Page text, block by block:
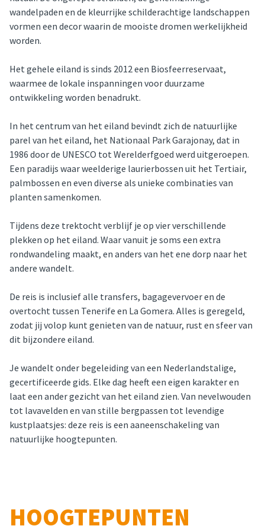
wandelpaden en de kleurrijke schilderachtige landschappen
vormen een decor waarin de mooiste dromen werkelijkheid
worden.
Het gehele eiland is sinds 2012 een Biosfeerreservaat,
waarmee de lokale inspanningen voor duurzame
ontwikkeling worden benadrukt.
In het centrum van het eiland bevindt zich de natuurlijke
parel van het eiland, het Nationaal Park Garajonay, dat in
1986 door de UNESCO tot Werelderfgoed werd uitgeroepen.
Een paradijs waar weelderige laurierbossen uit het Tertiair,
palmbossen en even diverse als unieke combinaties van
planten samenkomen.
Tijdens deze trektocht verblijf je op vier verschillende
plekken op het eiland. Waar vanuit je soms een extra
rondwandeling maakt, en anders van het ene dorp naar het
andere wandelt.
De reis is inclusief alle transfers, bagagevervoer en de
overtocht tussen Tenerife en La Gomera. Alles is geregeld,
zodat jij volop kunt genieten van de natuur, rust en sfeer van
dit bijzondere eiland.
Je wandelt onder begeleiding van een Nederlandstalige,
gecertificeerde gids. Elke dag heeft een eigen karakter en
laat een ander gezicht van het eiland zien. Van nevelwouden
tot lavavelden en van stille bergpassen tot levendige
kustplaatsjes: deze reis is een aaneenschakeling van
natuurlijke hoogtepunten.
HOOGTEPUNTEN